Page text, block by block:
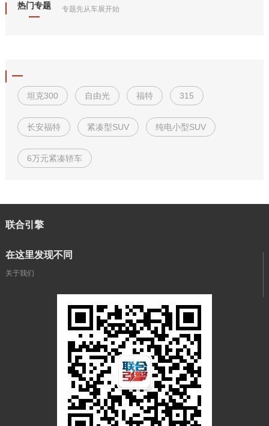
热门专题 专题先从车展开始
坦克300 自由光 福特 315
长安福特 紧凑型SUV 纯电小型SUV
6万元紧凑轿车
联合引擎
在这里发现不同
关于我们